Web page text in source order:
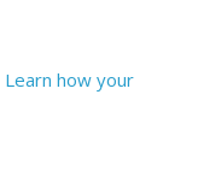
Learn how your